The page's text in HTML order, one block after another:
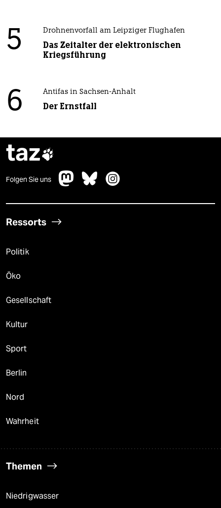
5 Drohnenvorfall am Leipziger Flughafen
Das Zeitalter der elektronischen
Kriegsführung
6 Antifas in Sachsen-Anhalt
Der Ernstfall
taz
Folgen Sie uns
Ressorts
Politik
Öko
Gesellschaft
Kultur
Sport
Berlin
Nord
Wahrheit
Themen
Niedrigwasser